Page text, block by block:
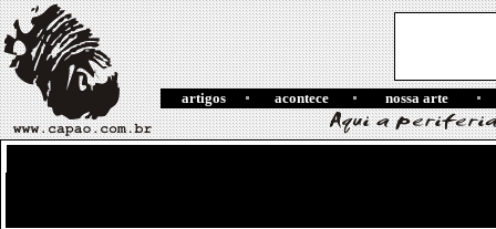
artigos acontece nossa arte